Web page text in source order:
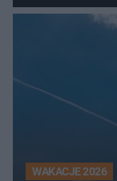
WAKACJE 2026